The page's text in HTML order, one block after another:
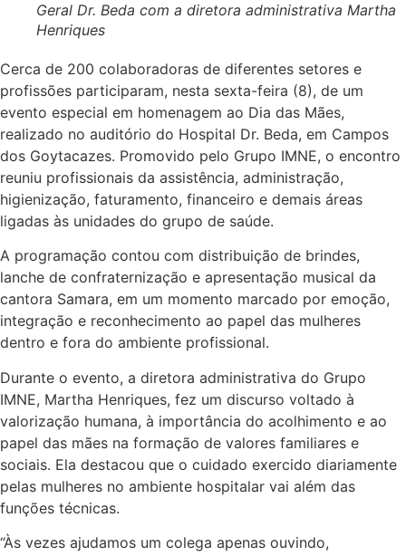
Geral Dr. Beda com a diretora administrativa Martha
Henriques
Cerca de 200 colaboradoras de diferentes setores e
profissões participaram, nesta sexta-feira (8), de um
evento especial em homenagem ao Dia das Mães,
realizado no auditório do Hospital Dr. Beda, em Campos
dos Goytacazes. Promovido pelo Grupo IMNE, o encontro
reuniu profissionais da assistência, administração,
higienização, faturamento, financeiro e demais áreas
ligadas às unidades do grupo de saúde.
A programação contou com distribuição de brindes,
lanche de confraternização e apresentação musical da
cantora Samara, em um momento marcado por emoção,
integração e reconhecimento ao papel das mulheres
dentro e fora do ambiente profissional.
Durante o evento, a diretora administrativa do Grupo
IMNE, Martha Henriques, fez um discurso voltado à
valorização humana, à importância do acolhimento e ao
papel das mães na formação de valores familiares e
sociais. Ela destacou que o cuidado exercido diariamente
pelas mulheres no ambiente hospitalar vai além das
funções técnicas.
“Às vezes ajudamos um colega apenas ouvindo,